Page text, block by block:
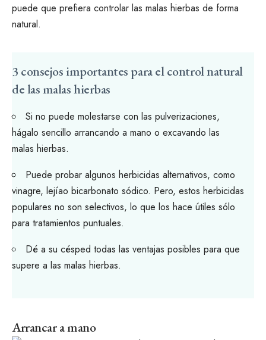
puede que prefiera controlar las malas hierbas de forma
natural.
3 consejos importantes para el control natural
de las malas hierbas
Si no puede molestarse con las pulverizaciones,
hágalo sencillo arrancando a mano o excavando las
malas hierbas.
Puede probar algunos herbicidas alternativos, como
vinagre, lejíao bicarbonato sódico. Pero, estos herbicidas
populares no son selectivos, lo que los hace útiles sólo
para tratamientos puntuales.
Dé a su césped todas las ventajas posibles para que
supere a las malas hierbas.
Arrancar a mano